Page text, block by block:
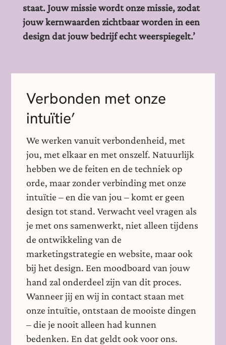
staat. Jouw missie wordt onze missie, zodat
jouw kernwaarden zichtbaar worden in een
design dat jouw bedrijf echt weerspiegelt.’
Verbonden met onze
intuïtie’
We werken vanuit verbondenheid, met
jou, met elkaar en met onszelf. Natuurlijk
hebben we de feiten en de techniek op
orde, maar zonder verbinding met onze
intuïtie – en die van jou – komt er geen
design tot stand. Verwacht veel vragen als
je met ons samenwerkt, niet alleen tijdens
de ontwikkeling van de
marketingstrategie en website, maar ook
bij het design. Een moodboard van jouw
hand zal onderdeel zijn van dit proces.
Wanneer jij en wij in contact staan met
onze intuïtie, ontstaan de mooiste dingen
– die je nooit alleen had kunnen
bedenken. En dat geldt ook voor ons.